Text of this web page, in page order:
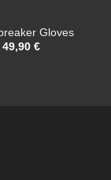
Gloves
49,90 €